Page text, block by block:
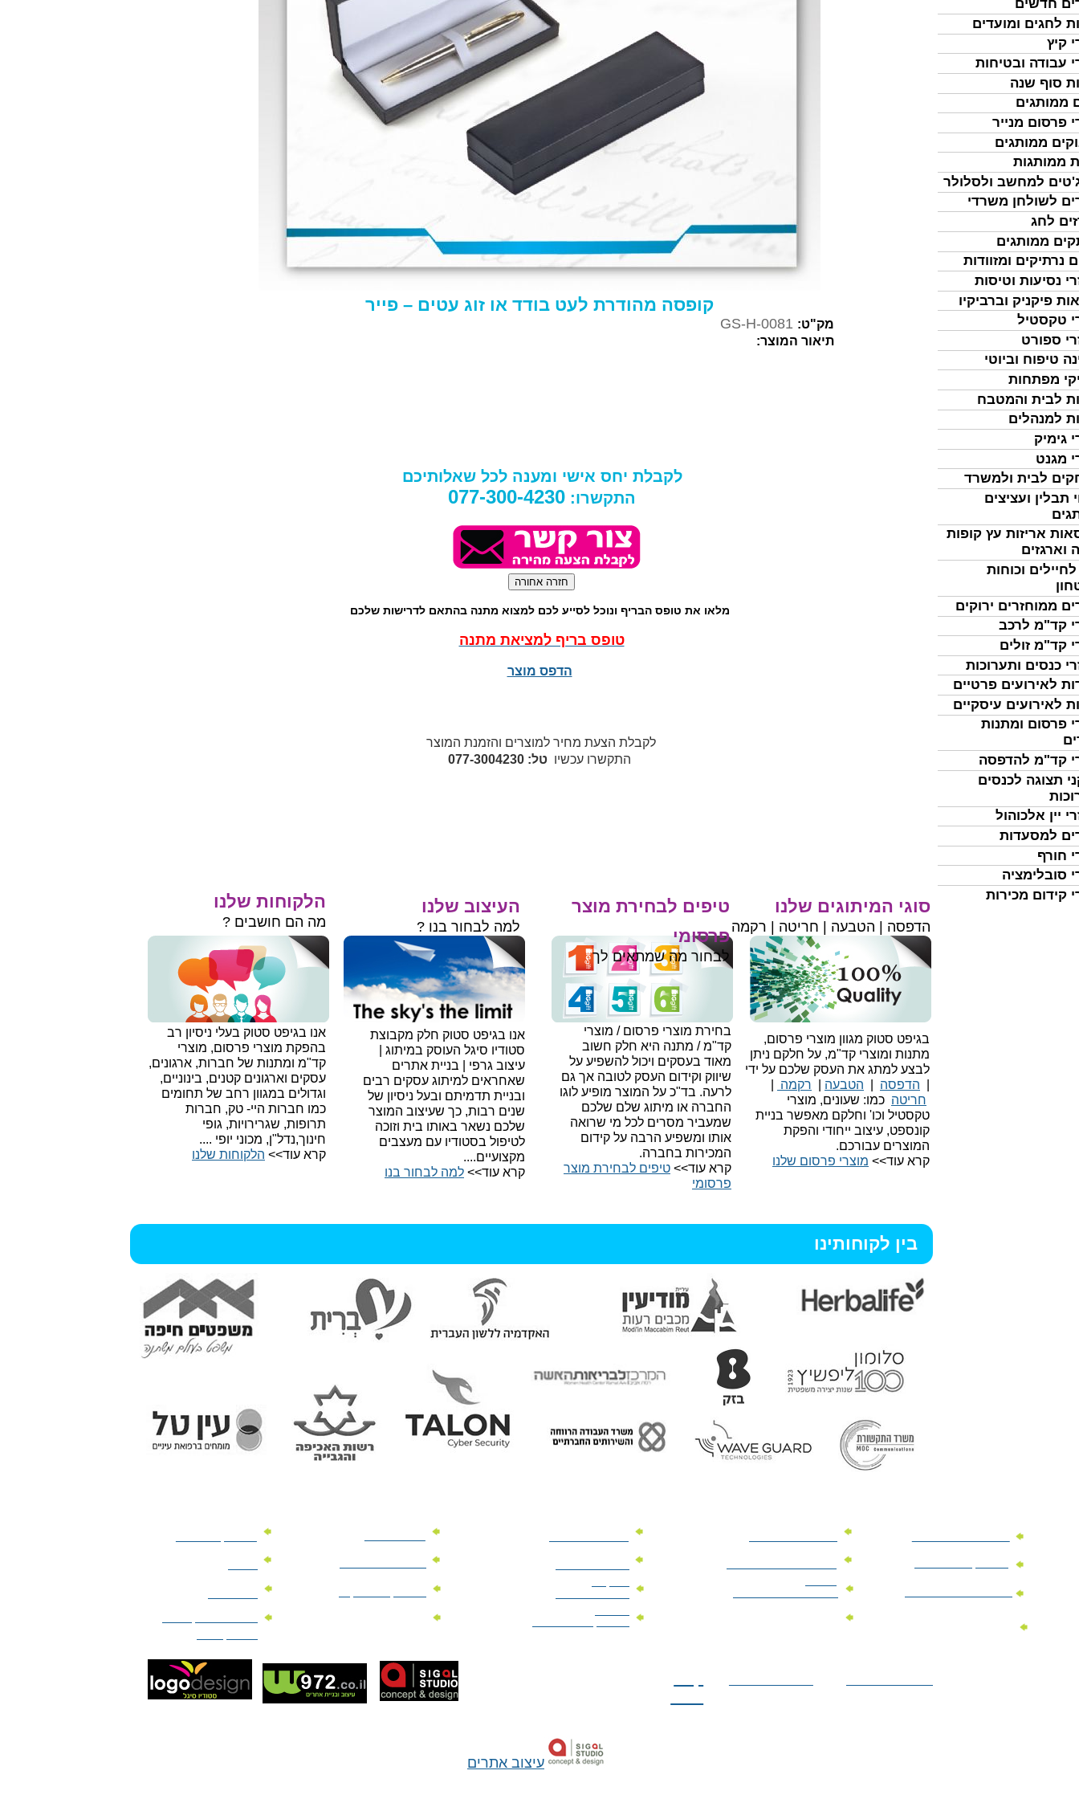
חדשים
לחגים ומועדים
קיץ
עבודה ובטיחות
סוף שנה
ממותגים
פרסום מנייר
ממותגים
ממותגות
למחשב ולסלולר
לשולחן משרדי
לחג
ממותגים
נרתיקים ומזוודות
נסיעות וטיסות
פיקניק וברביקיו
טקסטיל
ספורט
טיפוח וביוטי
מפתחות
לבית והמטבח
למנהלים
גימיק
מגנט
לבית ולמשרד
תבלין ועציצים
אריזות עץ קופות
וארגזים
לחיילים וכוחות
ממוחזרים ירוקים
קד"מ לרכב
קד"מ זולים
כנסים ותערוכות
לאירועים פרטיים
לאירועים עיסקיים
פרסום ומתנות
קד"מ להדפסה
תצוגה לכנסים
יין אלכוהול
למסעדות
חורף
סובלימציה
קידום מכירות
קופסה מהודרת לעט בודד או זוג עטים – פייר
מק"ט: GS-H-0081
תיאור המוצר:
לקבלת יחס אישי ומענה לכל שאלותיכם
התקשרו: 077-300-4230
מלאו את טופס הבריף ונוכל לסייע לכם למצוא מתנה בהתאם לדרישות שלכם
טופס בריף למציאת מתנה
הדפס מוצר
לקבלת הצעת מחיר למוצרים והזמנת המוצר
התקשרו עכשיו טל: 077-3004230
אנו בגיפט סטוק חלק מקבוצת
סטודיו סיגל העוסק במיתוג |
עיצוב גרפי | בניית אתרים
שאחראים למיתוג עסקים רבים
ובניית תדמיתם ובעל ניסיון של
שנים רבות, כך שעיצוב המוצר
שלכם נשאר באותו בית וזוכה
לטיפול בסטודיו עם מעצבים
מקצועיים....
קרא עוד>> למה לבחור בנו​
בגיפט סטוק מגוון מוצרי פרסום,
מתנות ומוצרי קד"מ, על חלקם ניתן
לבצע למתג את העסק שלכם על ידי
הדפסה הטבעה רקמה
חריטה כמו: שעונים, מוצרי
טקסטיל וכו' וחלקם מאפשר בניית
קונספט, עיצוב ייחודי והפקת
המוצרים עבורכם.
קרא עוד>> מוצרי פרסום שלנו
אנו בגיפט סטוק בעלי ניסיון רב
בהפקת מוצרי פרסום, מוצרי
קד"מ ומתנות של חברות, ארגונים,
עסקים וארגונים קטנים, בינוניים,
וגדולים במגוון רחב של תחומים
כמו חברות היי- טק, חברות
תרופות, שגרירויות, גופי
חינוך,נדל"ן, מכוני יופי ....
קרא עוד>> הלקוחות שלנו
בחירת מוצרי פרסום / מוצרי
קד"מ / מתנה היא חלק חשוב
מאוד בעסקים ויכול להשפיע על
שיווק וקידום העסק לטובה אך גם
לרעה. בד"כ על המוצר מופיע לוגו
החברה או מיתוג שלם שלכם
שמעביר מסרים לכל מי שרואה
אותו ומשפיע הרבה על קידום
המכירות בחברה.
קרא עוד>> טיפים לבחירת מוצר
פרסומי
טיפים לבחירת מוצר
פרסומי
לבחור מה שמתאים לך
העיצוב שלנו
למה לבחור בנו ?
סוגי המיתוגים שלנו
הדפסה | הטבעה | חריטה | רקמה
הלקוחות שלנו
מה הם חושבים ?
בין לקוחותינו
עיצוב אתרים